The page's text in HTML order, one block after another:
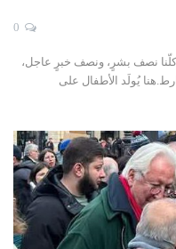
نصف بشرٍ، ونصف خبرٍ عاجل،
يُولَد الأطفال على